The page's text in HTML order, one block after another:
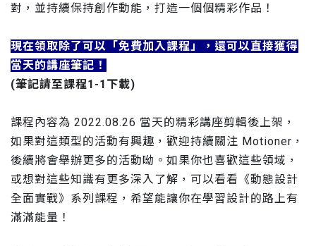
對，並持續保持創作動能，打造一個個精彩作品！
現在領取除了可以「免費加入課程」，還可以直接獲得
當天的講座筆記！
(筆記請至課程1-1下載)
課程內容為 2022.08.26 當天的精彩講座剪輯後上架，
如果對這類型的活動有興趣，歡迎持續關注 Motioner，
後續將會舉辦更多的活動呦。如果你也喜歡這些領域，
或想對這些知識有更多深入了解，可以看看《動態設計
全面實戰》系列課程，希望能讓你在學習設計的路上有
滿滿能量！